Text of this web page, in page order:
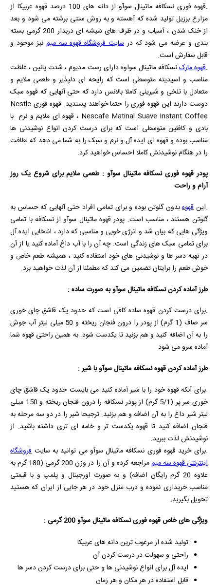
.قهوه فوری نسکافه ماتینال سوآو از دانه های 100 درصد قهوه عربیکا از
مزارع برزیل تولید شده که آهسته و به روش سنتی برشته می شود و بعد
از خنک شدن ، آسیاب و در ظرف های شیشه ای دربدار 200 گرمی بسته
بندی و عرضه می شود که در سایت فروشگاه قهوه سه میم نیز موجود و
قابل سفارش است.
.قهوه مارکنسکافه ماتینال سواوه دارای رست مدیوم ، شدت پائین ، غلظت
مناسب و اسیدیته متوسطی است که رایحه ای دلپذیر و طعمی ملایم و
متعادل با تلخی و شیرینی کاملا بالانس دارد که حتی آنهایی که قهوه سبک
دوست دارند این قهوه فوری را حتما خواهند پسندید. قهوه فوری Nestle
Nescafe Matinal Suave Instant Coffee ، قهوه ای ملایم و نرم با
بادی و کافئین متوسطی است که برای درست کردن انواع نوشیدنی ها
مناسب بوده و قهوه ای ایده آل و نرم و سبک را به شما می دهد که لطافت
را در هنگام نوشیدنش کاملا احساس خواهید کرد.
پودر قهوه فوری نسکافه ماتینال سوآو : طعمی ملایم برای شروع یک روز
آرام و راحت
.اینقهوهبدون گلوتن بوده و برای تمامی افراد حتی آنهایی که حساس به
گلوتن هستند ، مناسب است. پودر قهوه ماتینال سوآو از نسکافه با تمامی
ویژگی هایی که بیان شد و انرژی خوبی و مناسبی که دارد ، انتخابی ایده آل
برای تمامی سبک های زندگی است. چه آن را با آب داغ آماده کنید یا از آن
در تهیه دسر ها و نوشیدنی های خود استفاده کنید ، همیشه طعم خاص و
خوش طعم را برایتان تضمین می کند که مطمئنا از آن لذت خواهید برد.
طرز آماده کردن نسکافه ماتینال سوآو به صورت ساده :
.برای درست کردن قهوه ساده کافی است که حدود یک قاشق چای خوری
سر صاف (1 گرم) از پودر را درون فنجان ریخته و 50 میلی لیتر آب جوش
را به آن اضافه کنید و هم بزنید تا یکدست شود. به همین راحتی قهوه شما
آماده سرو می شود.
طرز آماده کردن قهوه نسکافه ماتینال سوآو با شیر :
.برای آنکه قهوه خود را با شیر آماده کنید می بایست حدود یک قاشق چای
خوری سر پر (5/1 گرم) از پودر نسکافه را درون فنجان ریخته و 150 میلی
لیتر شیر داغ را به آن اضافه و هم بزنید. ترجیحا شیر را در دو سه مرحله به
فنجان اضافه کنید تا قهوه یکدست تر و خامه ای تری داشته باشید. از
نوشیدنش لذت ببرید.
.برای خرید قهوه فوری نسکافه ماتینال سوآو می توانید به سایتفروشگاه
اینترنتی قهوه سه میم
مراجعه کرده و آن را در وزن 200 گرمی (180 گرم به
علاوه 20 گرم رایگان اضافه) و به صورت اورجینال و پلمپ و با قیمتی
مناسب خریداری نموده و درب منزل خود در هر جایی از ایران که هستید
تحویل بگیرید.
ویژگی های خاص قهوه فوری نسکافه ماتینال سوآو 200 گرمی :
تولید شده از مرغوب ترین دانه های عربیکا
راحتی و سهولت در درست کردن آن
ایده آل برای انواع نوشیدنی ها و حتی برای درست کردن دسر ها
قابل استفاده در هر مکان و هر زمان